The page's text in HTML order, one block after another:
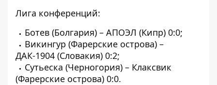
Лига конференций:
Ботев (Болгария) – АПОЭЛ (Кипр) 0:0;
Викингур (Фарерские острова) –
ДАК-1904 (Словакия) 0:2;
Сутьеска (Черногория) – Клаксвик
(Фарерские острова) 0:0.